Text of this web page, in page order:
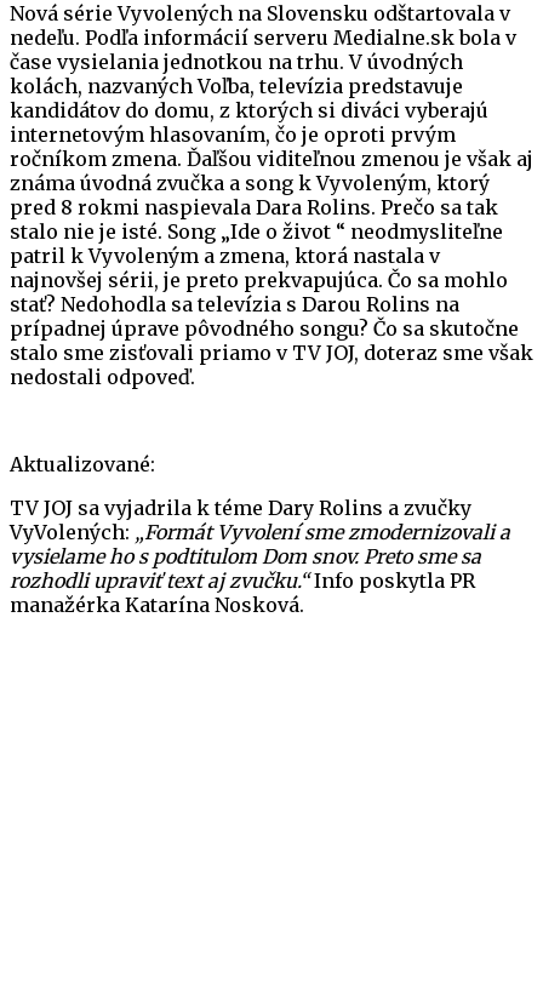
Nová série Vyvolených na Slovensku odštartovala v
nedeľu. Podľa informácií serveru Medialne.sk bola v
čase vysielania jednotkou na trhu. V úvodných
kolách, nazvaných Voľba, televízia predstavuje
kandidátov do domu, z ktorých si diváci vyberajú
internetovým hlasovaním, čo je oproti prvým
ročníkom zmena. Ďaľšou viditeľnou zmenou je však aj
známa úvodná zvučka a song k Vyvoleným, ktorý
pred 8 rokmi naspievala Dara Rolins. Prečo sa tak
stalo nie je isté. Song „Ide o život “ neodmysliteľne
patril k Vyvoleným a zmena, ktorá nastala v
najnovšej sérii, je preto prekvapujúca. Čo sa mohlo
stať? Nedohodla sa televízia s Darou Rolins na
prípadnej úprave pôvodného songu? Čo sa skutočne
stalo sme zisťovali priamo v TV JOJ, doteraz sme však
nedostali odpoveď.
Aktualizované:
TV JOJ sa vyjadrila k téme Dary Rolins a zvučky
VyVolených: „Formát Vyvolení sme zmodernizovali a
vysielame ho s podtitulom Dom snov. Preto sme sa
rozhodli upraviť text aj zvučku.“Info poskytla PR
manažérka Katarína Nosková.